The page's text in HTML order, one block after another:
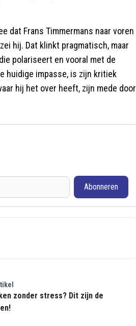
dat Frans Timmermans naar voren
hij. Dat klinkt pragmatisch, maar
polariseert en vooral met de
huidige impasse, is zijn kritiek
hij het over heeft, zijn mede door
Abonneren
zonder stress? Dit zijn de